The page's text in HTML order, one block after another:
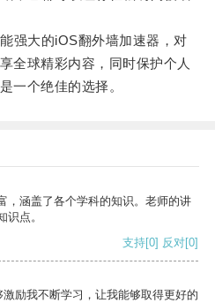
大的iOS翻外墙加速器，对
全球精彩内容，同时保护个人
一个绝佳的选择。
，涵盖了各个学科的知识。老师的讲
点。
支持[0] 反对[0]
励我不断学习，让我能够取得更好的